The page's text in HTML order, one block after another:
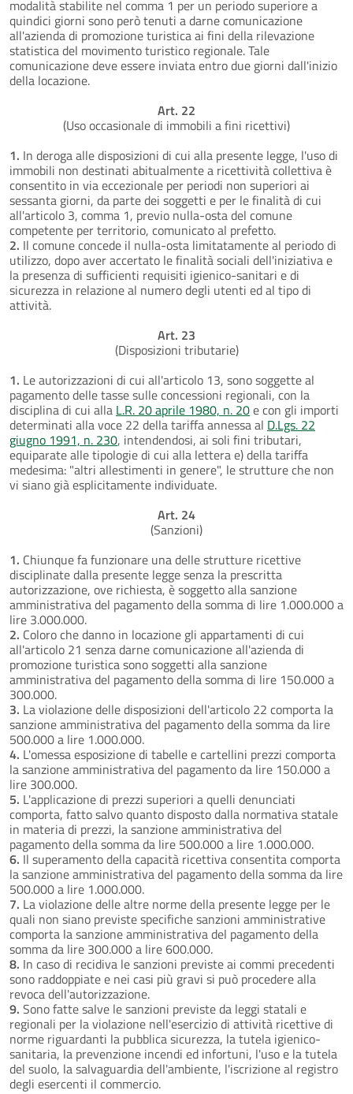
modalità stabilite nel comma 1 per un periodo superiore a
quindici giorni sono però tenuti a darne comunicazione
all'azienda di promozione turistica ai fini della rilevazione
statistica del movimento turistico regionale. Tale
comunicazione deve essere inviata entro due giorni dall'inizio
della locazione.
Art. 22
(Uso occasionale di immobili a fini ricettivi)
1. In deroga alle disposizioni di cui alla presente legge, l'uso di
immobili non destinati abitualmente a ricettività collettiva è
consentito in via eccezionale per periodi non superiori ai
sessanta giorni, da parte dei soggetti e per le finalità di cui
all'articolo 3, comma 1, previo nulla-osta del comune
competente per territorio, comunicato al prefetto.
2. Il comune concede il nulla-osta limitatamente al periodo di
utilizzo, dopo aver accertato le finalità sociali dell'iniziativa e
la presenza di sufficienti requisiti igienico-sanitari e di
sicurezza in relazione al numero degli utenti ed al tipo di
attività.
Art. 23
(Disposizioni tributarie)
1. Le autorizzazioni di cui all'articolo 13, sono soggette al
pagamento delle tasse sulle concessioni regionali, con la
disciplina di cui alla L.R. 20 aprile 1980, n. 20e con gli importi
determinati alla voce 22 della tariffa annessa al D.Lgs. 22
giugno 1991, n. 230, intendendosi, ai soli fini tributari,
equiparate alle tipologie di cui alla lettera e) della tariffa
medesima: "altri allestimenti in genere", le strutture che non
vi siano già esplicitamente individuate.
Art. 24
(Sanzioni)
1. Chiunque fa funzionare una delle strutture ricettive
disciplinate dalla presente legge senza la prescritta
autorizzazione, ove richiesta, è soggetto alla sanzione
amministrativa del pagamento della somma di lire 1.000.000 a
lire 3.000.000.
2. Coloro che danno in locazione gli appartamenti di cui
all'articolo 21 senza darne comunicazione all'azienda di
promozione turistica sono soggetti alla sanzione
amministrativa del pagamento della somma di lire 150.000 a
300.000.
3. La violazione delle disposizioni dell'articolo 22 comporta la
sanzione amministrativa del pagamento della somma da lire
500.000 a lire 1.000.000.
4. L'omessa esposizione di tabelle e cartellini prezzi comporta
la sanzione amministrativa del pagamento da lire 150.000 a
lire 300.000.
5. L'applicazione di prezzi superiori a quelli denunciati
comporta, fatto salvo quanto disposto dalla normativa statale
in materia di prezzi, la sanzione amministrativa del
pagamento della somma da lire 500.000 a lire 1.000.000.
6. Il superamento della capacità ricettiva consentita comporta
la sanzione amministrativa del pagamento della somma da lire
500.000 a lire 1.000.000.
7. La violazione delle altre norme della presente legge per le
quali non siano previste specifiche sanzioni amministrative
comporta la sanzione amministrativa del pagamento della
somma da lire 300.000 a lire 600.000.
8. In caso di recidiva le sanzioni previste ai commi precedenti
sono raddoppiate e nei casi più gravi si può procedere alla
revoca dell'autorizzazione.
9. Sono fatte salve le sanzioni previste da leggi statali e
regionali per la violazione nell'esercizio di attività ricettive di
norme riguardanti la pubblica sicurezza, la tutela igienico-
sanitaria, la prevenzione incendi ed infortuni, l'uso e la tutela
del suolo, la salvaguardia dell'ambiente, l'iscrizione al registro
degli esercenti il commercio.